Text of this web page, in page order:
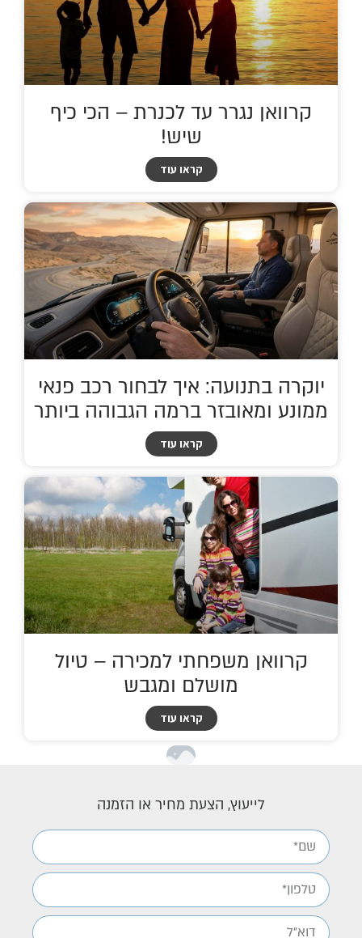
קרוואן נגרר עד לכנרת – הכי כיף
שיש!
קראו עוד
יוקרה בתנועה: איך לבחור רכב פנאי
ממונע ומאובזר ברמה הגבוהה ביותר
קראו עוד
קרוואן משפחתי למכירה – טיול
מושלם ומגבש
קראו עוד
לייעוץ, הצעת מחיר או הזמנה